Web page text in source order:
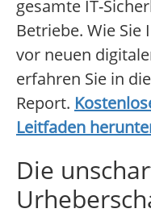
gesamte IT-
Betriebe. Wie
vor neuen
erfahren Sie in
Report.
Leitfaden
Die